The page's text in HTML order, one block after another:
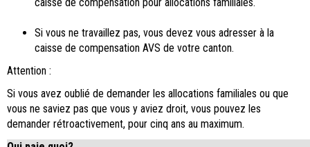
caisse de compensation pour allocations familiales.
Si vous ne travaillez pas, vous devez vous adresser à la
caisse de compensation AVS de votre canton.
Attention :
Si vous avez oublié de demander les allocations familiales ou que
vous ne saviez pas que vous y aviez droit, vous pouvez les
demander rétroactivement, pour cinq ans au maximum.